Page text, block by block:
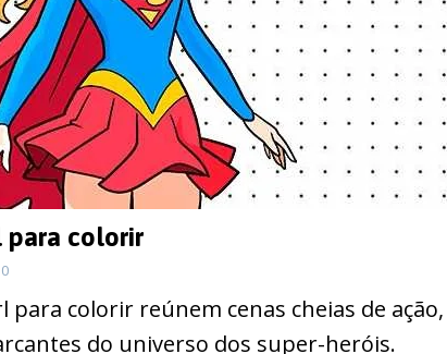
para colorir
0
para colorir reúnem cenas cheias de ação,
do universo dos super-heróis.